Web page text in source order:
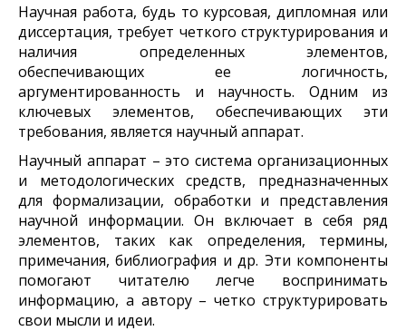
Научная работа, будь то курсовая, дипломная или
диссертация, требует четкого структурирования и
наличия определенных элементов,
обеспечивающих ее логичность,
аргументированность и научность. Одним из
ключевых элементов, обеспечивающих эти
требования, является научный аппарат.
Научный аппарат – это система организационных
и методологических средств, предназначенных
для формализации, обработки и представления
научной информации. Он включает в себя ряд
элементов, таких как определения, термины,
примечания, библиография и др. Эти компоненты
помогают читателю легче воспринимать
информацию, а автору – четко структурировать
свои мысли и идеи.